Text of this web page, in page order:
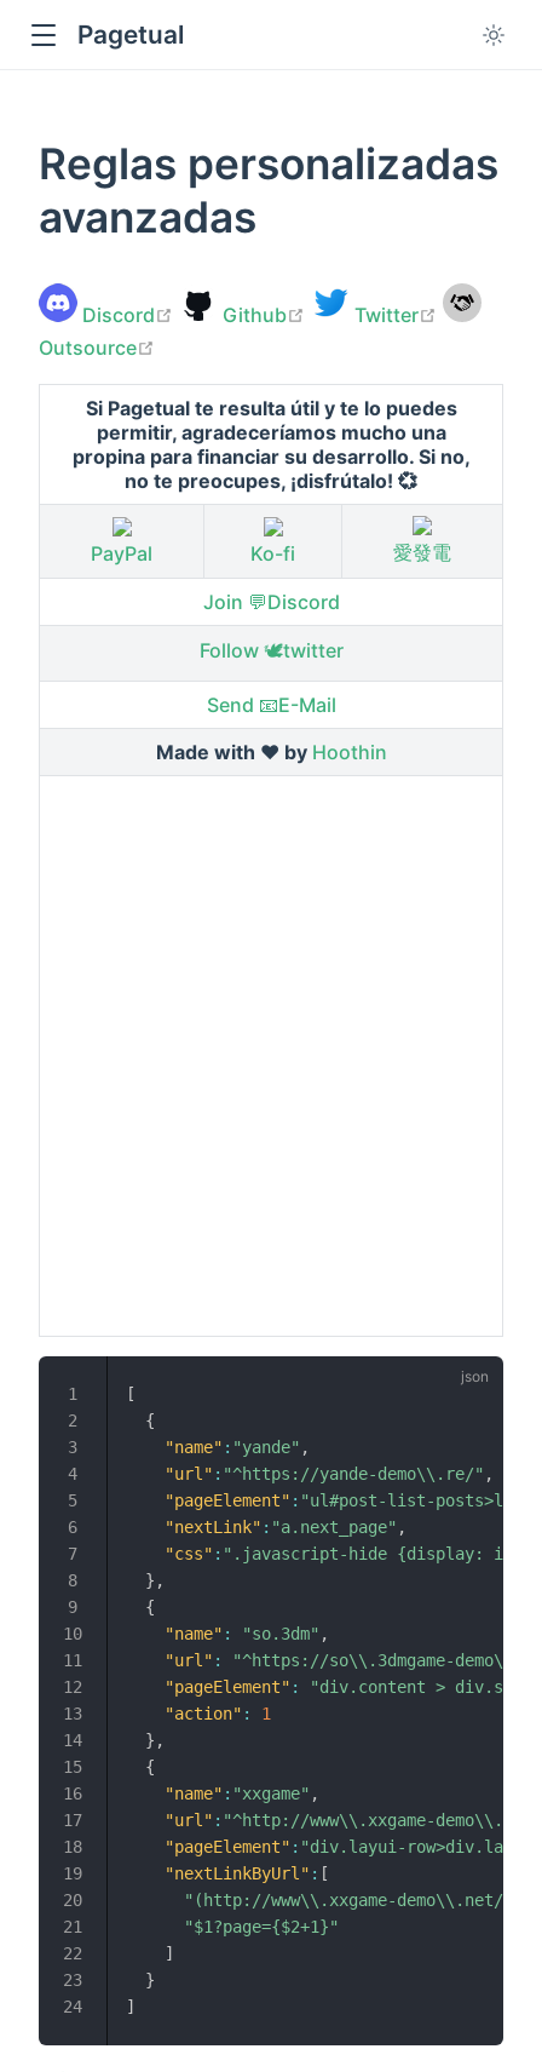
Pagetual
Reglas personalizadas
avanzadas
Discord
open in new window
Github
open in new window
Twitter
open in
Outsource
Si Pagetual te resulta útil y te lo puedes
permitir, agradeceríamos mucho una
propina para financiar su desarrollo. Si no,
no te preocupes, ¡disfrútalo! 💞
PayPal Ko-fi 愛發電
Join 💬Discord
Follow 🕊️twitter
Send 📧E-Mail
Made with ❤️ by Hoothin
[
{
"name" : "yande" ,
"url" : "^https://yande-demo\\.re/" ,
"pageElement" : "ul#post-list-posts>li"
"nextLink" : "a.next_page" ,
"css" : ".javascript-hide {display:
} ,
{
"name" : "so.3dm" ,
"url" :
"^https://so\\.3dmgame-
"pageElement" :
"div.content >
"action" :
1
} ,
{
"name" : "xxgame" ,
"url" : "^http://www\\.xxgame-
"pageElement" : "div.layui-
"nextLinkByUrl" : [
"(http://www\\.xxgame-demo\\.net/
"$1?page={$2+1}"
]
}
]